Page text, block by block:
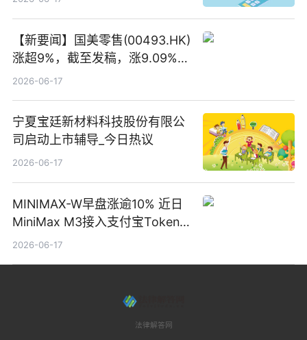
【新要闻】国美零售(00493.HK)
涨超9%，截至发稿，涨9.09%，
报0.012港元，成交额37.26万港
2026-06-17
宁夏宝廷新材料科技股份有限公
司启动上市辅导_今日热议
2026-06-17
MINIMAX-W早盘涨逾10% 近日
MiniMax M3接入支付宝Token
Pay
2026-06-17
法律解答网